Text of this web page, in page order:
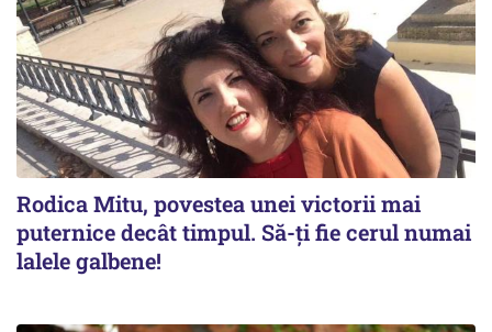
Rodica Mitu, povestea unei victorii mai
puternice decât timpul. Să-ți fie cerul numai
lalele galbene!